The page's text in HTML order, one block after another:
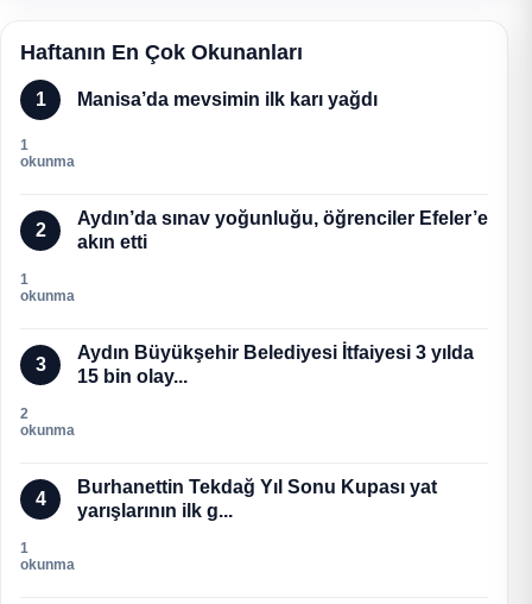
Haftanın En Çok Okunanları
1 Manisa’da mevsimin ilk karı yağdı
1
okunma
2
Aydın’da sınav yoğunluğu, öğrenciler Efeler’e
akın etti
1
okunma
3
Aydın Büyükşehir Belediyesi İtfaiyesi 3 yılda
15 bin olay...
2
okunma
4
Burhanettin Tekdağ Yıl Sonu Kupası yat
yarışlarının ilk g...
1
okunma